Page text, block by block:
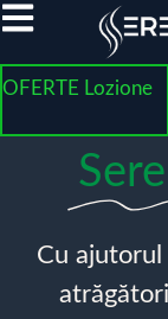
OFERTE Lozione
Cu